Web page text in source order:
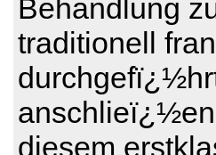
Behandlung
traditionell
diesem